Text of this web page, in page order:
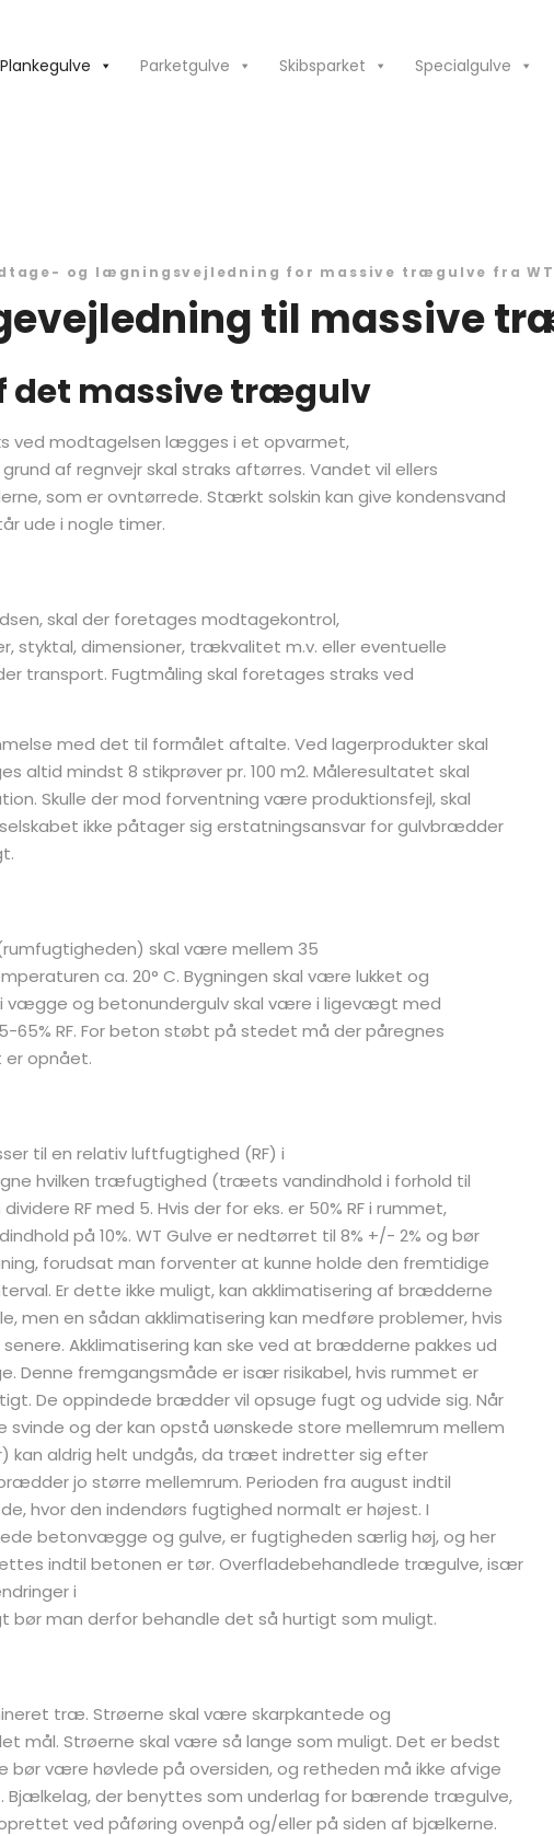
Plankegulve Parketgulve Skibsparket Specialgulve
og lægningsvejledning for massive trægulve fra WT
til massive
det massive trægulv
ved modtagelsen lægges i et opvarmet,
af regnvejr skal straks aftørres. Vandet vil ellers
som er ovntørrede. Stærkt solskin kan give kondensvand
ude i nogle timer.
skal der foretages modtagekontrol,
styktal, dimensioner, trækvalitet m.v. eller eventuelle
transport. Fugtmåling skal foretages straks ved
med det til formålet aftalte. Ved lagerprodukter skal
altid mindst 8 stikprøver pr. 100 m2. Måleresultatet skal
Skulle der mod forventning være produktionsfejl, skal
ikke påtager sig erstatningsansvar for gulvbrædder
skal være mellem 35
ca. 20° C. Bygningen skal være lukket og
vægge og betonundergulv skal være i ligevægt med
RF. For beton støbt på stedet må der påregnes
opnået.
til en relativ luftfugtighed (RF) i
hvilken træfugtighed (træets vandindhold i forhold til
RF med 5. Hvis der for eks. er 50% RF i rummet,
på 10%. WT Gulve er nedtørret til 8% +/- 2% og bør
forudsat man forventer at kunne holde den fremtidige
Er dette ikke muligt, kan akklimatisering af brædderne
men en sådan akklimatisering kan medføre problemer, hvis
Akklimatisering kan ske ved at brædderne pakkes ud
Denne fremgangsmåde er især risikabel, hvis rummet er
De oppindede brædder vil opsuge fugt og udvide sig. Når
og der kan opstå uønskede store mellemrum mellem
kan aldrig helt undgås, da træet indretter sig efter
jo større mellemrum. Perioden fra august indtil
hvor den indendørs fugtighed normalt er højest. I
betonvægge og gulve, er fugtigheden særlig høj, og her
indtil betonen er tør. Overfladebehandlede trægulve, især
i
bør man derfor behandle det så hurtigt som muligt.
træ. Strøerne skal være skarpkantede og
mål. Strøerne skal være så lange som muligt. Det er bedst
være høvlede på oversiden, og retheden må ikke afvige
Bjælkelag, der benyttes som underlag for bærende trægulve,
ved påføring ovenpå og/eller på siden af bjælkerne.